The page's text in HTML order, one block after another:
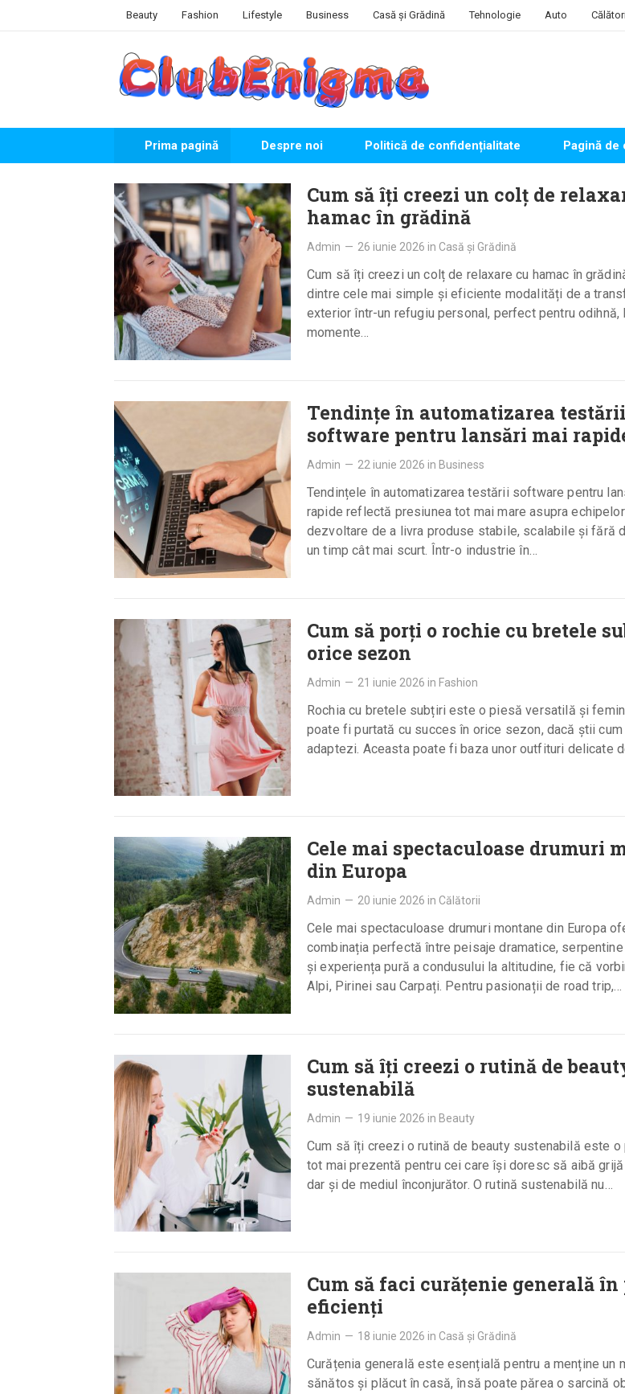
Beauty Fashion Lifestyle Business Casă și Grădină Tehnologie Auto
Prima pagină Despre noi Politică de confidențialitate Pagină de
Cum să îți creezi un colț de
hamac în grădină
Admin — 26 iunie 2026 in Casă și Grădină
Cum să îți creezi un colț de relaxare cu hamac în
dintre cele mai simple și eficiente modalități de a
exterior într-un refugiu personal, perfect pentru odihnă,
momente…
Tendințe în automatizarea testării
software pentru lansări mai
Admin — 22 iunie 2026 in Business
Tendințele în automatizarea testării software pentru
rapide reflectă presiunea tot mai mare asupra
dezvoltare de a livra produse stabile, scalabile și fără
un timp cât mai scurt. Într-o industrie în…
Cum să porți o rochie cu bretele
orice sezon
Admin — 21 iunie 2026 in Fashion
Rochia cu bretele subțiri este o piesă versatilă și
poate fi purtată cu succes în orice sezon, dacă știi
adaptezi. Aceasta poate fi baza unor outfituri delicate
Cele mai spectaculoase drumuri
din Europa
Admin — 20 iunie 2026 in Călătorii
Cele mai spectaculoase drumuri montane din Europa
combinația perfectă între peisaje dramatice,
și experiența pură a condusului la altitudine, fie că
Alpi, Pirinei sau Carpați. Pentru pasionații de road trip,…
Cum să îți creezi o rutină de
sustenabilă
Admin — 19 iunie 2026 in Beauty
Cum să îți creezi o rutină de beauty sustenabilă este o
tot mai prezentă pentru cei care își doresc să aibă
dar și de mediul înconjurător. O rutină sustenabilă nu…
Cum să faci curățenie generală în
eficienți
Admin — 18 iunie 2026 in Casă și Grădină
Curățenia generală este esențială pentru a menține un
sănătos și plăcut în casă, însă poate părea o sarcină